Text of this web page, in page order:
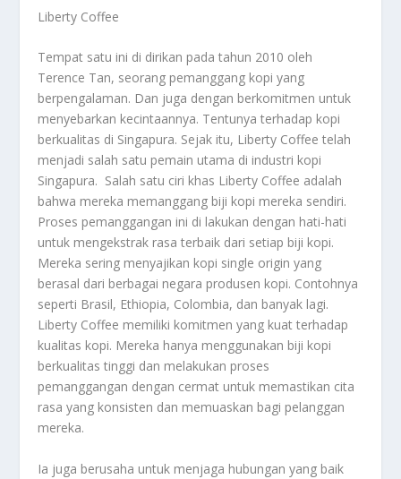
Liberty Coffee
Tempat satu ini di dirikan pada tahun 2010 oleh
Terence Tan, seorang pemanggang kopi yang
berpengalaman. Dan juga dengan berkomitmen untuk
menyebarkan kecintaannya. Tentunya terhadap kopi
berkualitas di Singapura. Sejak itu, Liberty Coffee telah
menjadi salah satu pemain utama di industri kopi
Singapura. Salah satu ciri khas Liberty Coffee adalah
bahwa mereka memanggang biji kopi mereka sendiri.
Proses pemanggangan ini di lakukan dengan hati-hati
untuk mengekstrak rasa terbaik dari setiap biji kopi.
Mereka sering menyajikan kopi single origin yang
berasal dari berbagai negara produsen kopi. Contohnya
seperti Brasil, Ethiopia, Colombia, dan banyak lagi.
Liberty Coffee memiliki komitmen yang kuat terhadap
kualitas kopi. Mereka hanya menggunakan biji kopi
berkualitas tinggi dan melakukan proses
pemanggangan dengan cermat untuk memastikan cita
rasa yang konsisten dan memuaskan bagi pelanggan
mereka.
Ia juga berusaha untuk menjaga hubungan yang baik